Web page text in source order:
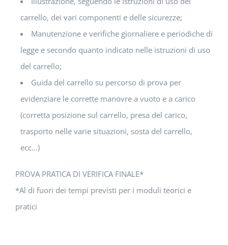
carrello, dei vari componenti e delle sicurezze;
Manutenzione e verifiche giornaliere e periodiche di
legge e secondo quanto indicato nelle istruzioni di uso
del carrello;
Guida del carrello su percorso di prova per
evidenziare le corrette manovre a vuoto e a carico
(corretta posizione sul carrello, presa del carico,
trasporto nelle varie situazioni, sosta del carrello,
ecc…)
PROVA PRATICA DI VERIFICA FINALE*
*Al di fuori dei tempi previsti per i moduli teorici e
pratici